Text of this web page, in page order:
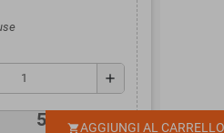
add
54 shopping_cartAGGIUNGI AL CARRELLO